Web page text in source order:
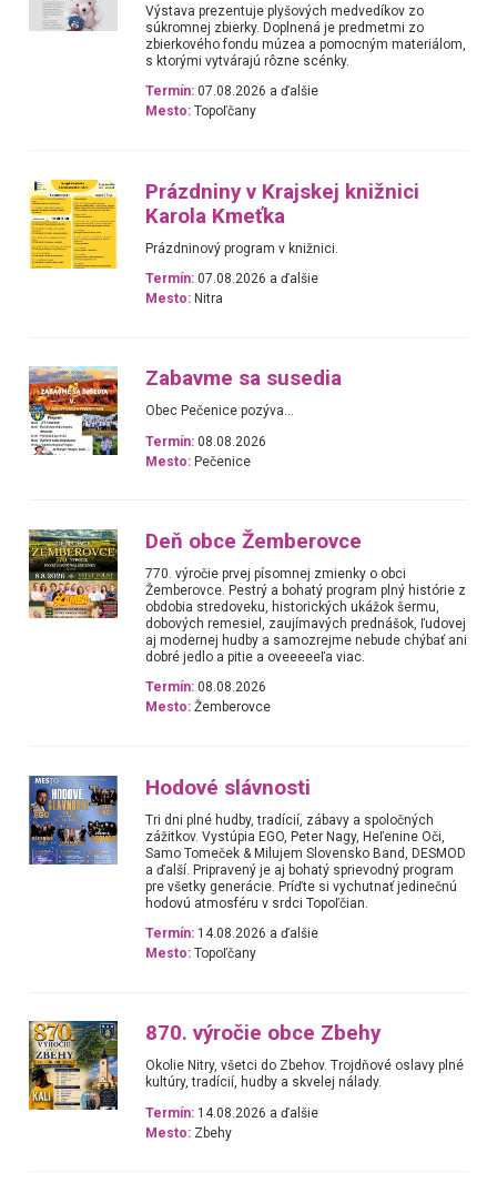
Výstava prezentuje plyšových medvedíkov zo
súkromnej zbierky. Doplnená je predmetmi zo
zbierkového fondu múzea a pomocným materiálom,
s ktorými vytvárajú rôzne scénky.
Termín: 07.08.2026 a ďalšie
Mesto: Topoľčany
Prázdniny v Krajskej knižnici
Karola Kmeťka
Prázdninový program v knižnici.
Termín: 07.08.2026 a ďalšie
Mesto: Nitra
Zabavme sa susedia
Obec Pečenice pozýva...
Termín: 08.08.2026
Mesto: Pečenice
Deň obce Žemberovce
770. výročie prvej písomnej zmienky o obci
Žemberovce. Pestrý a bohatý program plný histórie z
obdobia stredoveku, historických ukážok šermu,
dobových remesiel, zaujímavých prednášok, ľudovej
aj modernej hudby a samozrejme nebude chýbať ani
dobré jedlo a pitie a oveeeeeľa viac.
Termín: 08.08.2026
Mesto: Žemberovce
Hodové slávnosti
Tri dni plné hudby, tradícií, zábavy a spoločných
zážitkov. Vystúpia EGO, Peter Nagy, Heľenine Oči,
Samo Tomeček & Milujem Slovensko Band, DESMOD
a ďalší. Pripravený je aj bohatý sprievodný program
pre všetky generácie. Príďte si vychutnať jedinečnú
hodovú atmosféru v srdci Topoľčian.
Termín: 14.08.2026 a ďalšie
Mesto: Topoľčany
870. výročie obce Zbehy
Okolie Nitry, všetci do Zbehov. Trojdňové oslavy plné
kultúry, tradícií, hudby a skvelej nálady.
Termín: 14.08.2026 a ďalšie
Mesto: Zbehy